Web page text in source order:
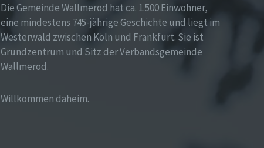
Die Gemeinde Wallmerod hat ca. 1.500 Einwohner,
eine mindestens 745-jährige Geschichte und liegt im
Westerwald zwischen Köln und Frankfurt. Sie ist
Grundzentrum und Sitz der Verbandsgemeinde
Wallmerod.
Willkommen daheim.